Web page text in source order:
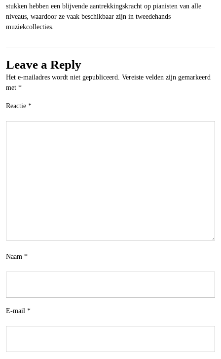
stukken hebben een blijvende aantrekkingskracht op pianisten van alle
niveaus, waardoor ze vaak beschikbaar zijn in tweedehands
muziekcollecties.
Leave a Reply
Het e-mailadres wordt niet gepubliceerd. Vereiste velden zijn gemarkeerd
met *
Reactie *
Naam *
E-mail *